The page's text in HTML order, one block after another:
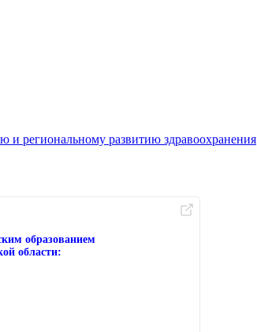
региональному развитию здравоохранения
образованием
области: